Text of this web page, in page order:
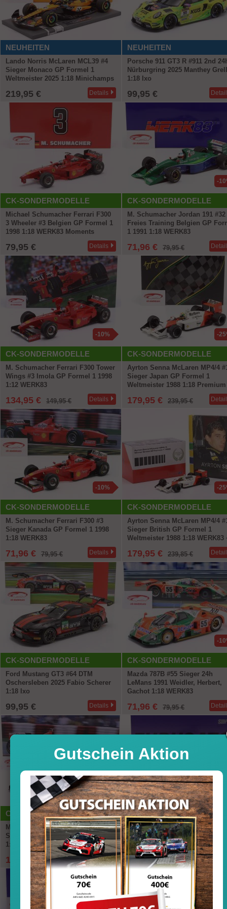
NEUHEITEN
Lando Norris McLaren MCL39 #4
Sieger Monaco GP Formel 1
Weltmeister 2025 1:18 Minichamps
219,95 € Details
NEUHEITEN
Porsche 911 GT3 R #911 2nd
Nürburgring 2025 Manthey
1:18 Ixo
99,95 €
CK-SONDERMODELLE
Michael Schumacher Ferrari F300
3 Wheeler #3 Belgien GP Formel 1
1998 1:18 WERK83 Moments
79,95 € Details
CK-SONDERMODELLE
-
M. Schumacher Jordan 191 #32
Freies Training Belgien GP
1 1991 1:18 WERK83
71,96 € 79,95 €
CK-SONDERMODELLE
-10%
M. Schumacher Ferrari F300 Tower
Wings #3 Imola GP Formel 1 1998
1:12 WERK83
134,95 € 149,95 € Details
CK-SONDERMODELLE
-
Ayrton Senna McLaren MP4/4
Sieger Japan GP Formel 1
Weltmeister 1988 1:18
179,95 € 239,95 €
CK-SONDERMODELLE
-10%
M. Schumacher Ferrari F300 #3
Sieger Kanada GP Formel 1 1998
1:18 WERK83
71,96 € 79,95 € Details
CK-SONDERMODELLE
-
Ayrton Senna McLaren MP4/4
Sieger British GP Formel 1
Weltmeister 1988 1:18 WERK83
179,95 € 239,85 €
CK-SONDERMODELLE
Ford Mustang GT3 #64 DTM
Oschersleben 2025 Fabio Scherer
1:18 Ixo
99,95 € Details
CK-SONDERMODELLE
-
Mazda 787B #55 Sieger 24h
LeMans 1991 Weidler, Herbert,
Gachot 1:18 WERK83
71,96 € 79,95 €
CK-SONDERMODELLE
-10%
M. Schumacher Ferrari F300 #3
Sieger Kanada GP Formel 1 1998
1:12 WERK83
134,95 € 149,95 € Details
CK-SONDERMODELLE
Porsche 911 (993) RWB Rauh-
Furusato Sidney Hoffmann
Signature Edition mit Figur
WERK83
149,95 €
Gutschein Aktion